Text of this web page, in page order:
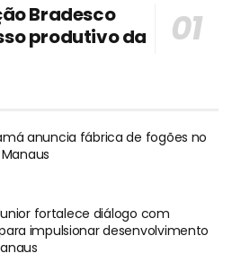
Bradesco
produtivo da
anuncia fábrica de fogões no
fortalece diálogo com
impulsionar desenvolvimento